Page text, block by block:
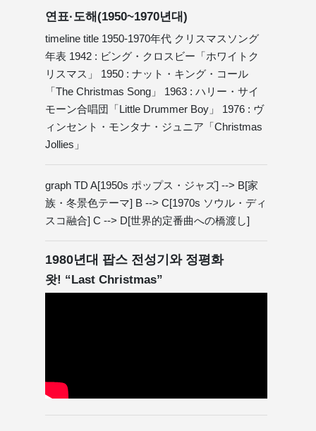
연표·도해(1950~1970년대)
timeline title 1950-1970年代 クリスマスソング
年表 1942 : ビング・クロスビー「ホワイトク
リスマス」 1950 : ナット・キング・コール
「The Christmas Song」 1963 : ハリー・サイ
モーン合唱団「Little Drummer Boy」 1976 : ヴ
ィンセント・モンタナ・ジュニア「Christmas
Jollies」
graph TD A[1950s ポップス・ジャズ] --> B[家
族・冬景色テーマ] B --> C[1970s ソウル・ディ
スコ融合] C --> D[世界的定番曲への橋渡し]
1980년대 팝스 전성기와 정평화
왓! “Last Christmas”